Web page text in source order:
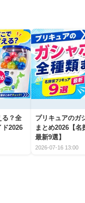
る？全
ド2026
プリキュアのガ
まとめ2026【名
最新9選】
2026-07-16 13:00